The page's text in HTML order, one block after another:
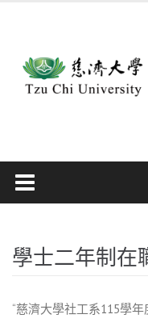
學士二年制在
“慈濟大學社工系115學